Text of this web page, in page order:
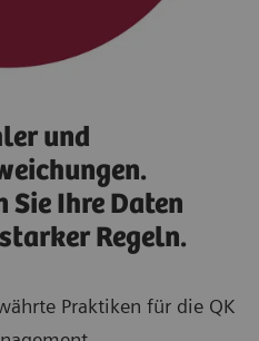
und
Ihre Daten
Regeln.
Praktiken für die QK